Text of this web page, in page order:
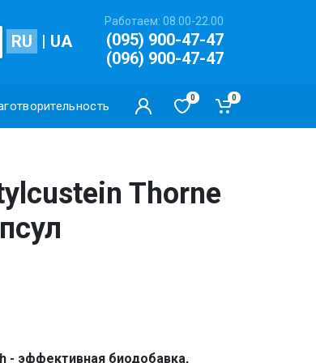
RU | UA
Работаем: 08.00-22.00
(095) 900-47-47
(096) 900-47-47
0 0
Thorne
- эффективная биодобавка,